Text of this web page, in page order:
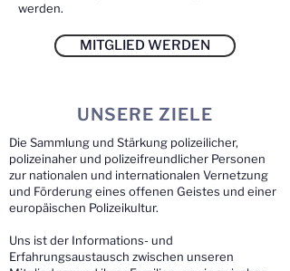
werden.
MITGLIED WERDEN
UNSERE ZIELE
Die Sammlung und Stärkung polizeilicher,
polizeinaher und polizeifreundlicher Personen
zur nationalen und internationalen Vernetzung
und Förderung eines offenen Geistes und einer
europäischen Polizeikultur.
Uns ist der Informations- und
Erfahrungsaustausch zwischen unseren